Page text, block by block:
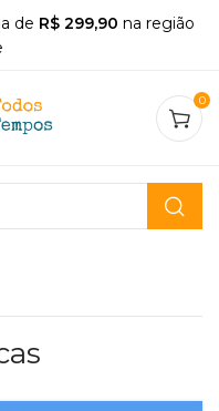
de R$ 299,90 na região
0